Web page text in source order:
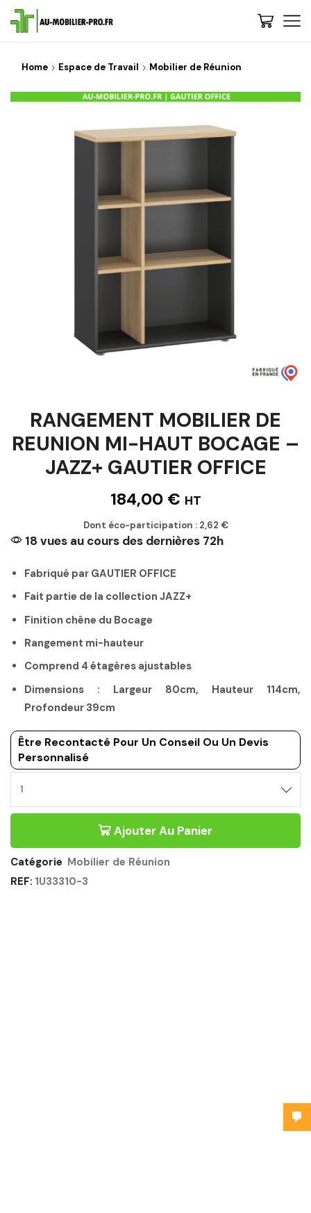
Home Espace de Travail Mobilier de Réunion
RANGEMENT MOBILIER DE
REUNION MI-HAUT BOCAGE –
JAZZ+ GAUTIER OFFICE
184,00 € HT
Dont éco-participation : 2,62 €
18 vues au cours des dernières 72h
Fabriqué par GAUTIER OFFICE
Fait partie de la collection JAZZ+
Finition chêne du Bocage
Rangement mi-hauteur
Comprend 4 étagères ajustables
Dimensions : Largeur 80cm, Hauteur 114cm,
Profondeur 39cm
Être Recontacté Pour Un Conseil Ou Un Devis
Personnalisé
Ajouter Au Panier
Catégorie Mobilier de Réunion
REF: 1U33310-3